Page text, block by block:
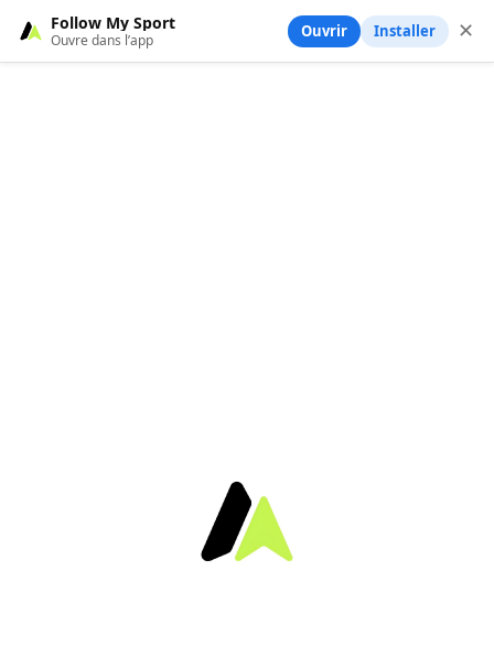
Follow My Sport
Ouvre dans l’app Ouvrir Installer ✕